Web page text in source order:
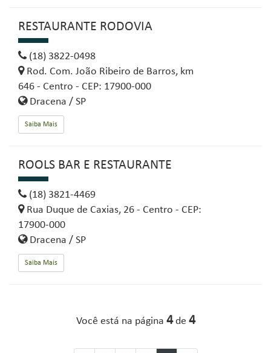
RESTAURANTE RODOVIA
(18) 3822-0498
Rod. Com. João Ribeiro de Barros, km
646 - Centro - CEP: 17900-000
Dracena / SP
Saiba Mais
ROOLS BAR E RESTAURANTE
(18) 3821-4469
Rua Duque de Caxias, 26 - Centro - CEP:
17900-000
Dracena / SP
Saiba Mais
Você está na página 4de 4